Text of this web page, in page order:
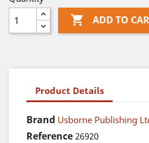
 ADD TO
Product Details
Brand Usborne Publishing
Reference 26920